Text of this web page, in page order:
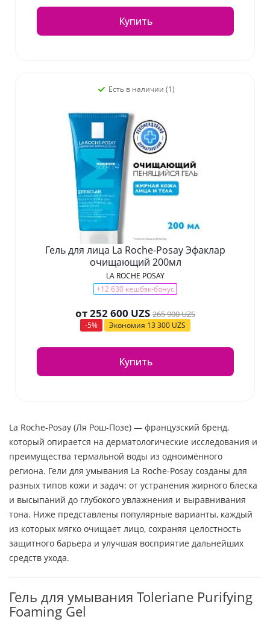
Купить
Есть в наличии (1)
Гель для лица La Roche-Posay Эфаклар
очищающий 200мл
LA ROCHE POSAY
+12 630 кешбэк-бонус
от252 600 UZS 265 900 UZS
-5% Экономия 13 300 UZS
Купить
La Roche-Posay (Ля Рош-Позе) — французский бренд,
который опирается на дерматологические исследования и
преимущества термальной воды из одноимённого
региона. Гели для умывания La Roche-Posay созданы для
разных типов кожи и задач: от устранения жирного блеска
и высыпаний до глубокого увлажнения и выравнивания
тона. Ниже представлены популярные варианты, каждый
из которых мягко очищает лицо, сохраняя целостность
защитного барьера и улучшая восприятие дальнейших
средств ухода.
Гель для умывания Toleriane Purifying
Foaming Gel